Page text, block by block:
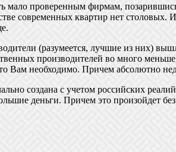
мало проверенным фирмам,
современных квартир нет
(разумеется, лучшие из них)
производителей во много
Вам необходимо. Причем абсолютно
создана с учетом российских
деньги. Причем это произойдет